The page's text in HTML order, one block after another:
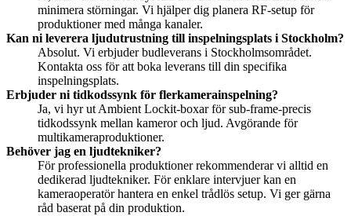
minimera störningar. Vi hjälper dig planera RF-setup för
produktioner med många kanaler.
Kan ni leverera ljudutrustning till inspelningsplats i Stockholm?
Absolut. Vi erbjuder budleverans i Stockholmsområdet.
Kontakta oss för att boka leverans till din specifika
inspelningsplats.
Erbjuder ni tidkodssynk för flerkamerainspelning?
Ja, vi hyr ut Ambient Lockit-boxar för sub-frame-precis
tidkodssynk mellan kameror och ljud. Avgörande för
multikameraproduktioner.
Behöver jag en ljudtekniker?
För professionella produktioner rekommenderar vi alltid en
dedikerad ljudtekniker. För enklare intervjuer kan en
kameraoperatör hantera en enkel trådlös setup. Vi ger gärna
råd baserat på din produktion.